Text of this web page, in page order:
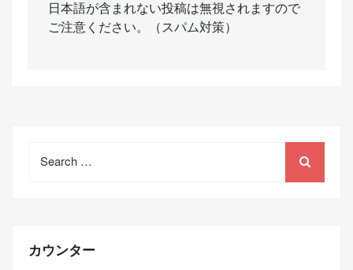
日本語が含まれない投稿は無視されますので
ご注意ください。（スパム対策）
for:
カウンター